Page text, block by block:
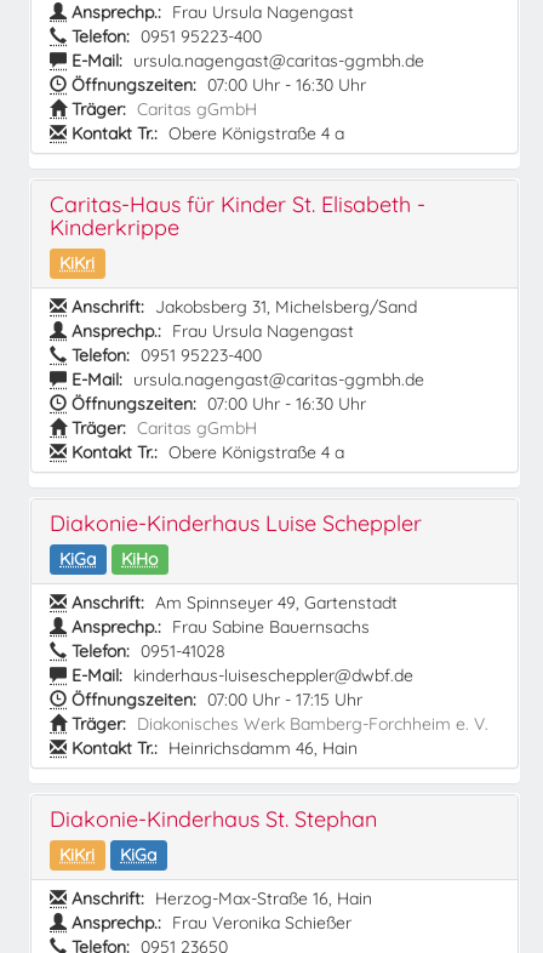
Ansprechp.: Frau Ursula Nagengast
Telefon: 0951 95223-400
E-Mail: ursula.nagengast@caritas-ggmbh.de
Öffnungszeiten: 07:00 Uhr - 16:30 Uhr
Träger: Caritas gGmbH
Kontakt Tr.: Obere Königstraße 4 a
Caritas-Haus für Kinder St. Elisabeth -
Kinderkrippe
KiKri
Anschrift: Jakobsberg 31, Michelsberg/Sand
Ansprechp.: Frau Ursula Nagengast
Telefon: 0951 95223-400
E-Mail: ursula.nagengast@caritas-ggmbh.de
Öffnungszeiten: 07:00 Uhr - 16:30 Uhr
Träger: Caritas gGmbH
Kontakt Tr.: Obere Königstraße 4 a
Diakonie-Kinderhaus Luise Scheppler
KiGa
KiHo
Anschrift: Am Spinnseyer 49, Gartenstadt
Ansprechp.: Frau Sabine Bauernsachs
Telefon: 0951-41028
E-Mail: kinderhaus-luisescheppler@dwbf.de
Öffnungszeiten: 07:00 Uhr - 17:15 Uhr
Träger: Diakonisches Werk Bamberg-Forchheim e. V.
Kontakt Tr.: Heinrichsdamm 46, Hain
Diakonie-Kinderhaus St. Stephan
KiKri
KiGa
Anschrift: Herzog-Max-Straße 16, Hain
Ansprechp.: Frau Veronika Schießer
Telefon: 0951 23650